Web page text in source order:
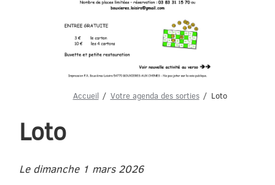
Accueil Votre agenda des sorties Loto
Loto
Le dimanche 1 mars 2026